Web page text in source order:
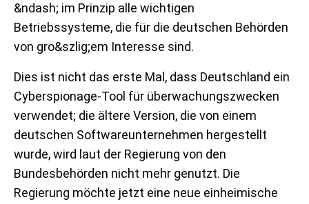
&ndash; im Prinzip alle wichtigen
Betriebssysteme, die für die deutschen Behörden
von gro&szlig;em Interesse sind.
Dies ist nicht das erste Mal, dass Deutschland ein
Cyberspionage-Tool für überwachungszwecken
verwendet; die ältere Version, die von einem
deutschen Softwareunternehmen hergestellt
wurde, wird laut der Regierung von den
Bundesbehörden nicht mehr genutzt. Die
Regierung möchte jetzt eine neue einheimische